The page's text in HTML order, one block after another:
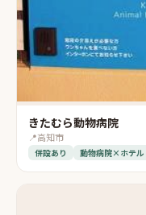
きたむら動物病院
📍高知市
併設あり 動物病院×ホテル